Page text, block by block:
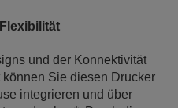
und der Konnektivität
Sie diesen Drucker
integrieren und über